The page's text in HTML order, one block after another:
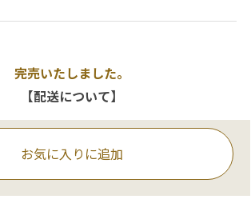
完売いたしました。
【配送について】
お気に入りに追加